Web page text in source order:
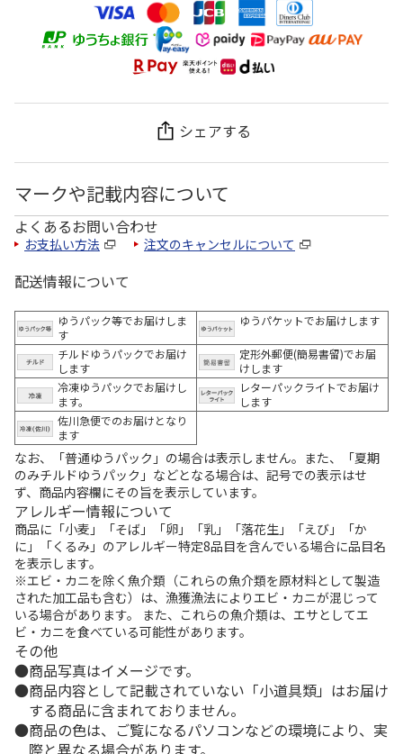
シェアする
マークや記載内容について
よくあるお問い合わせ
お支払い方法 注文のキャンセルについて
配送情報について
ゆうパック等でお届けしま
す
ゆうパケットでお届けします
チルドゆうパックでお届け
します
定形外郵便(簡易書留)でお届
けします
冷凍ゆうパックでお届けし
ます。
レターパックライトでお届け
します
佐川急便でのお届けとなり
ます
なお、「普通ゆうパック」の場合は表示しません。また、「夏期
のみチルドゆうパック」などとなる場合は、記号での表示はせ
ず、商品内容欄にその旨を表示しています。
アレルギー情報について
商品に「小麦」「そば」「卵」「乳」「落花生」「えび」「か
に」「くるみ」のアレルギー特定8品目を含んでいる場合に品目名
を表示します。
※エビ・カニを除く魚介類（これらの魚介類を原材料として製造
された加工品も含む）は、漁獲漁法によりエビ・カニが混じって
いる場合があります。 また、これらの魚介類は、エサとしてエ
ビ・カニを食べている可能性があります。
その他
商品写真はイメージです。
商品内容として記載されていない「小道具類」はお届け
する商品に含まれておりません。
商品の色は、ご覧になるパソコンなどの環境により、実
際と異なる場合があります。